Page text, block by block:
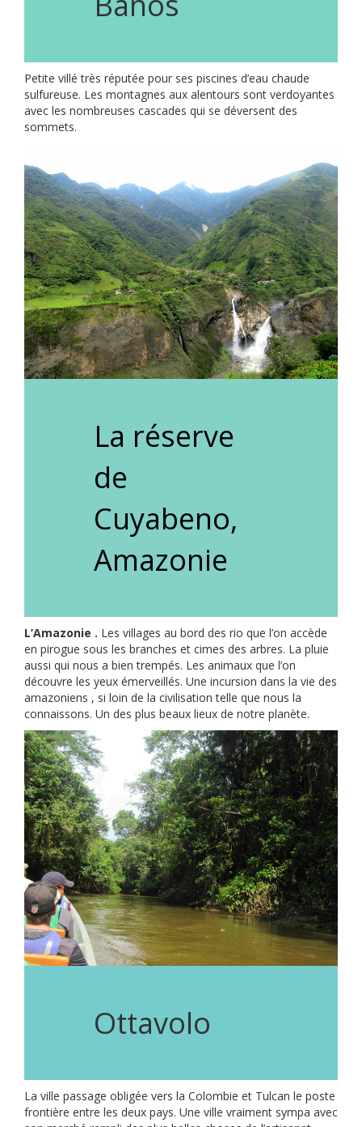
Petite villé très réputée pour ses piscines d’eau chaude
sulfureuse. Les montagnes aux alentours sont verdoyantes
avec les nombreuses cascades qui se déversent des
sommets.
La réserve
de
Cuyabeno,
Amazonie
L’Amazonie . Les villages au bord des rio que l’on accède
en pirogue sous les branches et cimes des arbres. La pluie
aussi qui nous a bien trempés. Les animaux que l’on
découvre les yeux émerveillés. Une incursion dans la vie des
amazoniens , si loin de la civilisation telle que nous la
connaissons. Un des plus beaux lieux de notre planète.
Ottavolo
La ville passage obligée vers la Colombie et Tulcan le poste
frontière entre les deux pays. Une ville vraiment sympa avec